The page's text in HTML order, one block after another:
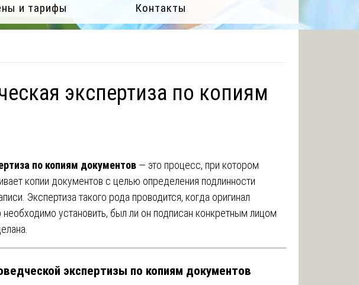
и тарифы Контакты
экспертиза по копиям
по копиям документов — это процесс, при котором
копии документов с целью определения подлинности
Экспертиза такого рода проводится, когда оригинал
необходимо установить, был ли он подписан конкретным лицом
экспертизы по копиям документов